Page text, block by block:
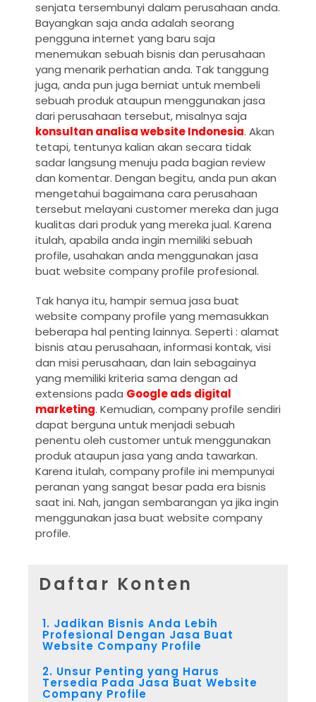
senjata tersembunyi dalam perusahaan anda.
Bayangkan saja anda adalah seorang
pengguna internet yang baru saja
menemukan sebuah bisnis dan perusahaan
yang menarik perhatian anda. Tak tanggung
juga, anda pun juga berniat untuk membeli
sebuah produk ataupun menggunakan jasa
dari perusahaan tersebut, misalnya saja
konsultan analisa website Indonesia. Akan
tetapi, tentunya kalian akan secara tidak
sadar langsung menuju pada bagian review
dan komentar. Dengan begitu, anda pun akan
mengetahui bagaimana cara perusahaan
tersebut melayani customer mereka dan juga
kualitas dari produk yang mereka jual. Karena
itulah, apabila anda ingin memiliki sebuah
profile, usahakan anda menggunakan jasa
buat website company profile profesional.
Tak hanya itu, hampir semua jasa buat
website company profile yang memasukkan
beberapa hal penting lainnya. Seperti : alamat
bisnis atau perusahaan, informasi kontak, visi
dan misi perusahaan, dan lain sebagainya
yang memiliki kriteria sama dengan ad
extensions pada Google ads digital
marketing. Kemudian, company profile sendiri
dapat berguna untuk menjadi sebuah
penentu oleh customer untuk menggunakan
produk ataupun jasa yang anda tawarkan.
Karena itulah, company profile ini mempunyai
peranan yang sangat besar pada era bisnis
saat ini. Nah, jangan sembarangan ya jika ingin
menggunakan jasa buat website company
profile.
Daftar Konten
1. Jadikan Bisnis Anda Lebih
Profesional Dengan Jasa Buat
Website Company Profile
2. Unsur Penting yang Harus
Tersedia Pada Jasa Buat Website
Company Profile